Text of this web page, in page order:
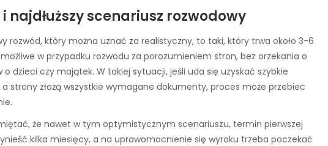
najdłuższy scenariusz rozwodowy
rozwód, który można uznać za realistyczny, to taki, który trwa około 3-6
w przypadku rozwodu za porozumieniem stron, bez orzekania o
o dzieci czy majątek. W takiej sytuacji, jeśli uda się uzyskać szybkie
strony złożą wszystkie wymagane dokumenty, proces może przebiec
że nawet w tym optymistycznym scenariuszu, termin pierwszej
kilka miesięcy, a na uprawomocnienie się wyroku trzeba poczekać